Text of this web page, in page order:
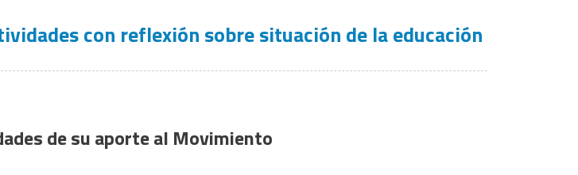
con reflexión sobre situación de la educación
de su aporte al Movimiento